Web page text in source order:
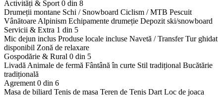
Activități & Sport 0 din 8
Drumeții montane Schi / Snowboard Ciclism / MTB Pescuit
Vânătoare Alpinism Echipamente drumeție Depozit ski/snowboard
Servicii & Extra 1 din 5
Mic dejun inclus Produse locale incluse Navetă / Transfer Tur ghidat
disponibil Zonă de relaxare
Gospodărie & Rural 0 din 5
Livadă Animale de fermă Fântână în curte Stil tradițional Bucătărie
tradițională
Agrement 0 din 6
Masa de biliard Tenis de masa Teren de Tenis Dart Loc de joaca